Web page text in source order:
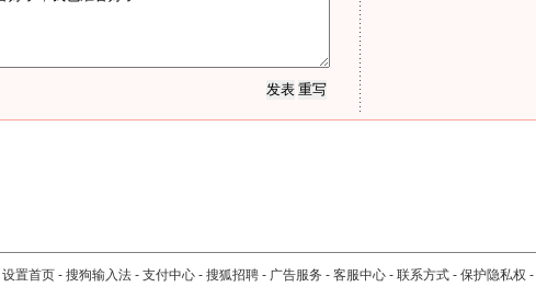
设置首页 - 搜狗输入法 - 支付中心 - 搜狐招聘 - 广告服务 - 客服中心 - 联系方式 - 保护隐私权 -